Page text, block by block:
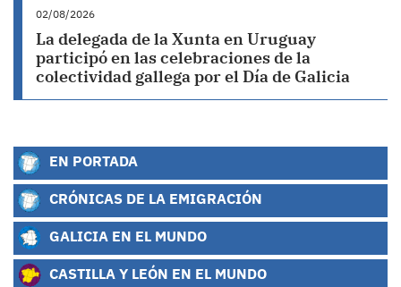
02/08/2026
La delegada de la Xunta en Uruguay
participó en las celebraciones de la
colectividad gallega por el Día de Galicia
EN PORTADA
CRÓNICAS DE LA EMIGRACIÓN
GALICIA EN EL MUNDO
CASTILLA Y LEÓN EN EL MUNDO